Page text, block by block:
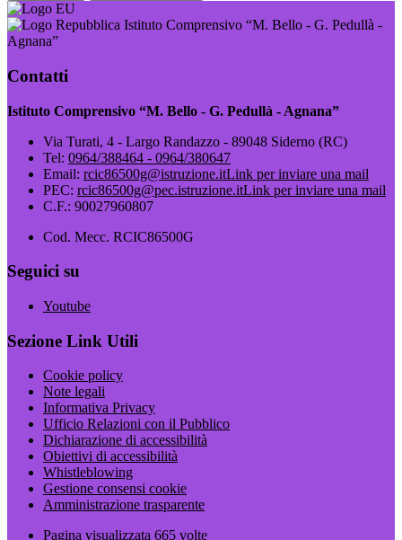
Istituto Comprensivo “M. Bello - G. Pedullà -
Agnana”
Contatti
Istituto Comprensivo “M. Bello - G. Pedullà - Agnana”
Via Turati, 4 - Largo Randazzo - 89048 Siderno (RC)
Tel: 0964/388464 - 0964/380647
Email: rcic86500g@istruzione.itLink per inviare una mail
PEC: rcic86500g@pec.istruzione.itLink per inviare una mail
C.F.: 90027960807
Cod. Mecc. RCIC86500G
Seguici su
Youtube
Sezione Link Utili
Cookie policy
Note legali
Informativa Privacy
Ufficio Relazioni con il Pubblico
Dichiarazione di accessibilità
Obiettivi di accessibilità
Whistleblowing
Gestione consensi cookie
Amministrazione trasparente
Pagina visualizzata 665 volte